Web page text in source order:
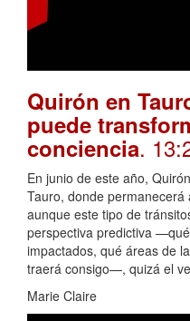
Quirón en
puede
conciencia.
En junio de este año,
Tauro, donde
aunque este tipo de
perspectiva predictiva
impactados, qué áreas de
traerá consigo—, quizá el
Marie Claire